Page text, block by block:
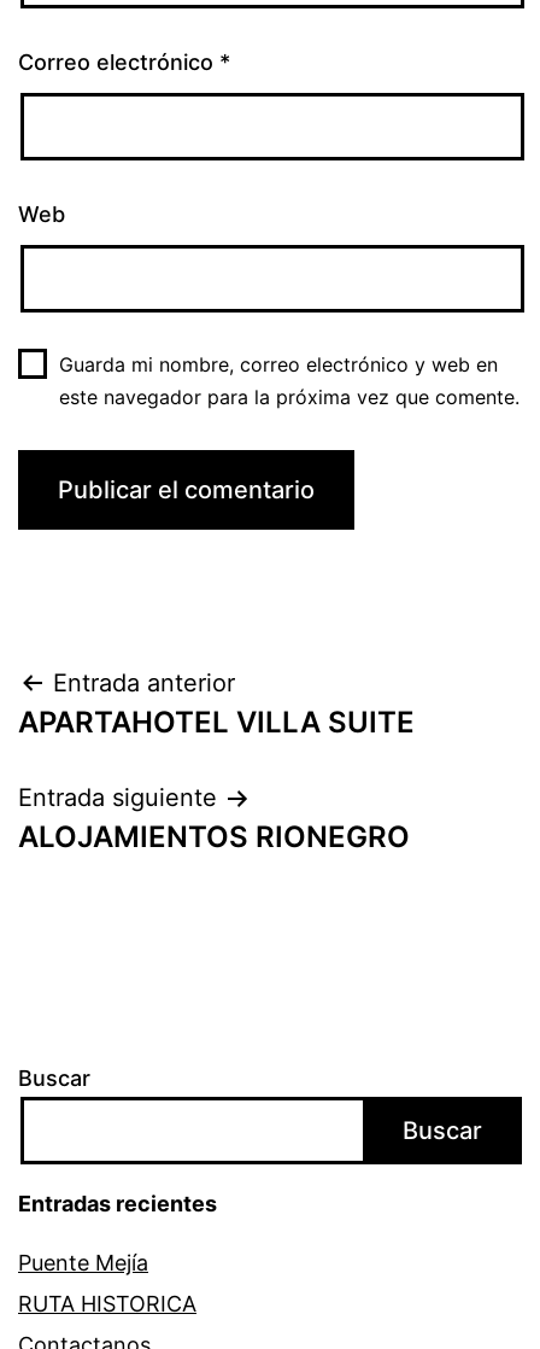
Correo electrónico *
Web
Guarda mi nombre, correo electrónico y web en
este navegador para la próxima vez que comente.
Navegación
de
entradas
Entrada anterior
APARTAHOTEL VILLA SUITE
Entrada siguiente
ALOJAMIENTOS RIONEGRO
Buscar
Buscar
Entradas recientes
Puente Mejía
RUTA HISTORICA